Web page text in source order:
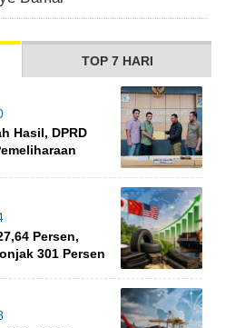
TOP 7 HARI
Hasil, DPRD
Persen,
301 Persen